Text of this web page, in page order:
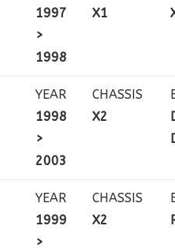
1997
>
1998
X1
YEAR
1998
>
2003
CHASSIS
X2
YEAR
1999
>
CHASSIS
X2